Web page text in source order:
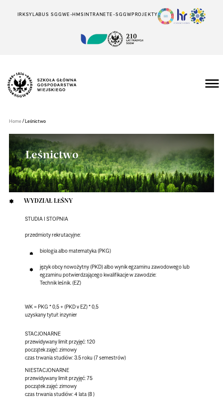
IRKSYLABUS SGGWE-HMSINTRANETE-SGGWPROJEKTY
Wiejskiego
Warszawie
Home/Leśnictwo
Leśnictwo
WYDZIAŁ LEŚNY
STUDIA I STOPNIA
przedmioty rekrutacyjne:
biologia albo matematyka (PKG)
język obcy nowożytny (PKD) albo wynik egzaminu zawodowego lub
egzaminu potwierdzającego kwalifikacje w zawodzie:
Technik leśnik. (EZ)
WK = PKG * 0,5 + (PKD v EZ) * 0,5
uzyskany tytuł: inzynier
STACJONARNE
przewidywany limit przyjęć: 120
początek zajęć: zimowy
czas trwania studiów: 3.5 roku (7 semestrów)
NIESTACJONARNE
przewidywany limit przyjęć: 75
początek zajęć: zimowy
czas trwania studiów: 4 lata (8 )